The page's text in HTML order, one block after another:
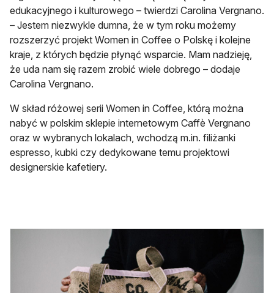
edukacyjnego i kulturowego – twierdzi Carolina Vergnano.
– Jestem niezwykle dumna, że w tym roku możemy
rozszerzyć projekt Women in Coffee o Polskę i kolejne
kraje, z których będzie płynąć wsparcie. Mam nadzieję,
że uda nam się razem zrobić wiele dobrego – dodaje
Carolina Vergnano.
W skład różowej serii Women in Coffee, którą można
nabyć w polskim sklepie internetowym Caffè Vergnano
oraz w wybranych lokalach, wchodzą m.in. filiżanki
espresso, kubki czy dedykowane temu projektowi
designerskie kafetiery.